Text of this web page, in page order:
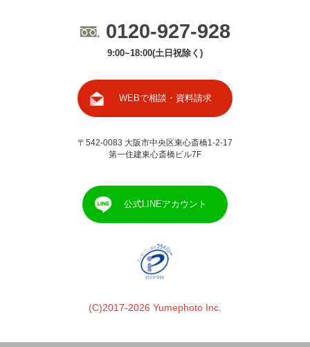
0120-927-928
9:00~18:00(土日祝除く)
WEBで相談・資料請求
〒542-0083 大阪市中央区東心斎橋1-2-17
第一住建東心斎橋ビル7F
公式LINEアカウント
(C)2017-2026 Yumephoto Inc.